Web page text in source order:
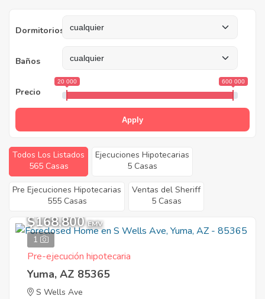
Dormitorios
Baños
Precio
20 000 600 000
Apply
Todos Los Listados
565 Casas
Ejecuciones Hipotecarias
5 Casas
Pre Ejecuciones Hipotecarias
555 Casas
Ventas del Sheriff
5 Casas
1
$168,800 EMV
Pre-ejecución hipotecaria
Yuma, AZ 85365
S Wells Ave